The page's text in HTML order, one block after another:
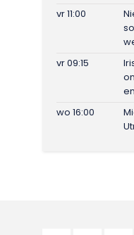
vr 11:00
vr 09:15
wo 16:00